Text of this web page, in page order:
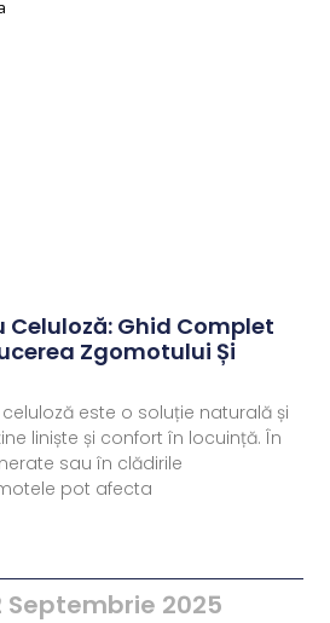
Celuloză: Ghid Complet
Zgomotului Și
este o soluție naturală și
liniște și confort în locuință. În
sau în clădirile
pot afecta
Septembrie 2025